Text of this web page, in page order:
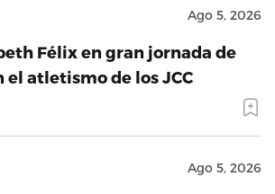
Ago 5, 2026
Félix en gran jornada de
el atletismo de los JCC
Ago 5, 2026